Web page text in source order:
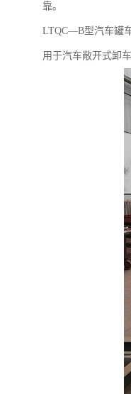
靠。
LTQC—B型汽车罐
用于汽车敞开式卸